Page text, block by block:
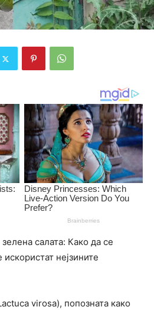
салата: Како да се
нејзините
virosa), попозната како